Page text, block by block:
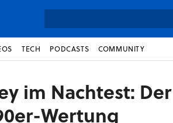
TECH PODCASTS COMMUNITY
im Nachtest:
Wertung